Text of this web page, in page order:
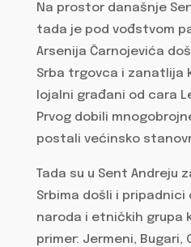
Na prostor današnje
tada je pod vođstvom
Arsenija Čarnojevića
Srba trgovca i zanatlija
lojalni građani od cara
Prvog dobili
postali većinsko
Tada su u Sent Andreju
Srbima došli i pripadnici
naroda i etničkih grupa
primer: Jermeni, Bugari,